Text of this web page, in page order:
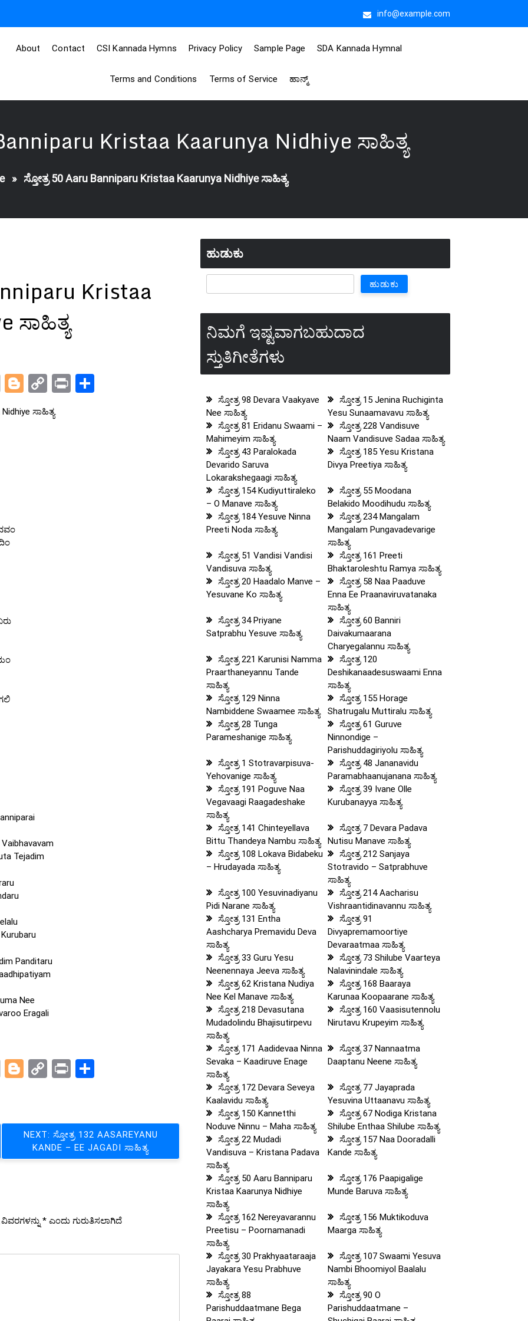
info@example.com
About Contact CSI Kannada Hymns Privacy Policy Sample Page SDA Kannada Hymnal
Terms and Conditions Terms of Service ಹಾನ್ಮ್
Kristaa Kaarunya Nidhiye ಸಾಹಿತ್ಯ
» ಸ್ತೋತ್ರ 50 Aaru Banniparu Kristaa Kaarunya Nidhiye ಸಾಹಿತ್ಯ
Kristaa
ಸಾಹಿತ್ಯ
X Blogger
Copy
Link
Print
ಸಾಹಿತ್ಯ
Tejadim
Panditaru
Nee
Eragali
X Blogger
CopyPrint
NEXT: ಸ್ತೋತ್ರ 132 AASAREYANU
KANDE – EE JAGADI ಸಾಹಿತ್ಯ
ವಿವರಗಳನ್ನು* ಎಂದು ಗುರುತಿಸಲಾಗಿದೆ
ಹುಡುಕು
ಹುಡುಕು
ನಿಮಗೆ ಇಷ್ಟವಾಗಬಹುದಾದ
ಸ್ತುತಿಗೀತೆಗಳು
ಸ್ತೋತ್ರ 98 Devara Vaakyave
Nee ಸಾಹಿತ್ಯ
ಸ್ತೋತ್ರ 15 Jenina Ruchiginta
Yesu Sunaamavavu ಸಾಹಿತ್ಯ
ಸ್ತೋತ್ರ 81 Eridanu Swaami –
Mahimeyim ಸಾಹಿತ್ಯ
ಸ್ತೋತ್ರ 228 Vandisuve
Naam Vandisuve Sadaa ಸಾಹಿತ್ಯ
ಸ್ತೋತ್ರ 43 Paralokada
Devarido Saruva
Lokarakshegaagi ಸಾಹಿತ್ಯ
ಸ್ತೋತ್ರ 185 Yesu Kristana
Divya Preetiya ಸಾಹಿತ್ಯ
ಸ್ತೋತ್ರ 154 Kudiyuttiraleko
– O Manave ಸಾಹಿತ್ಯ
ಸ್ತೋತ್ರ 55 Moodana
Belakido Moodihudu ಸಾಹಿತ್ಯ
ಸ್ತೋತ್ರ 184 Yesuve Ninna
Preeti Noda ಸಾಹಿತ್ಯ
ಸ್ತೋತ್ರ 234 Mangalam
Mangalam Pungavadevarige
ಸಾಹಿತ್ಯ
ಸ್ತೋತ್ರ 51 Vandisi Vandisi
Vandisuva ಸಾಹಿತ್ಯ
ಸ್ತೋತ್ರ 161 Preeti
Bhaktaroleshtu Ramya ಸಾಹಿತ್ಯ
ಸ್ತೋತ್ರ 20 Haadalo Manve –
Yesuvane Ko ಸಾಹಿತ್ಯ
ಸ್ತೋತ್ರ 58 Naa Paaduve
Enna Ee Praanaviruvatanaka
ಸಾಹಿತ್ಯ
ಸ್ತೋತ್ರ 34 Priyane
Satprabhu Yesuve ಸಾಹಿತ್ಯ
ಸ್ತೋತ್ರ 60 Banniri
Daivakumaarana
Charyegalannu ಸಾಹಿತ್ಯ
ಸ್ತೋತ್ರ 221 Karunisi Namma
Praarthaneyannu Tande
ಸಾಹಿತ್ಯ
ಸ್ತೋತ್ರ 120
Deshikanaadesuswaami Enna
ಸಾಹಿತ್ಯ
ಸ್ತೋತ್ರ 129 Ninna
Nambiddene Swaamee ಸಾಹಿತ್ಯ
ಸ್ತೋತ್ರ 155 Horage
Shatrugalu Muttiralu ಸಾಹಿತ್ಯ
ಸ್ತೋತ್ರ 28 Tunga
Parameshanige ಸಾಹಿತ್ಯ
ಸ್ತೋತ್ರ 61 Guruve
Ninnondige –
Parishuddagiriyolu ಸಾಹಿತ್ಯ
ಸ್ತೋತ್ರ 1 Stotravarpisuva-
Yehovanige ಸಾಹಿತ್ಯ
ಸ್ತೋತ್ರ 48 Jananavidu
Paramabhaanujanana ಸಾಹಿತ್ಯ
ಸ್ತೋತ್ರ 191 Poguve Naa
Vegavaagi Raagadeshake
ಸಾಹಿತ್ಯ
ಸ್ತೋತ್ರ 39 Ivane Olle
Kurubanayya ಸಾಹಿತ್ಯ
ಸ್ತೋತ್ರ 141 Chinteyellava
Bittu Thandeya Nambu ಸಾಹಿತ್ಯ
ಸ್ತೋತ್ರ 7 Devara Padava
Nutisu Manave ಸಾಹಿತ್ಯ
ಸ್ತೋತ್ರ 108 Lokava Bidabeku
– Hrudayada ಸಾಹಿತ್ಯ
ಸ್ತೋತ್ರ 212 Sanjaya
Stotravido – Satprabhuve
ಸಾಹಿತ್ಯ
ಸ್ತೋತ್ರ 100 Yesuvinadiyanu
Pidi Narane ಸಾಹಿತ್ಯ
ಸ್ತೋತ್ರ 214 Aacharisu
Vishraantidinavannu ಸಾಹಿತ್ಯ
ಸ್ತೋತ್ರ 131 Entha
Aashcharya Premavidu Deva
ಸಾಹಿತ್ಯ
ಸ್ತೋತ್ರ 91
Divyapremamoortiye
Devaraatmaa ಸಾಹಿತ್ಯ
ಸ್ತೋತ್ರ 33 Guru Yesu
Neenennaya Jeeva ಸಾಹಿತ್ಯ
ಸ್ತೋತ್ರ 73 Shilube Vaarteya
Nalavinindale ಸಾಹಿತ್ಯ
ಸ್ತೋತ್ರ 62 Kristana Nudiya
Nee Kel Manave ಸಾಹಿತ್ಯ
ಸ್ತೋತ್ರ 168 Baaraya
Karunaa Koopaarane ಸಾಹಿತ್ಯ
ಸ್ತೋತ್ರ 218 Devasutana
Mudadolindu Bhajisutirpevu
ಸಾಹಿತ್ಯ
ಸ್ತೋತ್ರ 160 Vaasisutennolu
Nirutavu Krupeyim ಸಾಹಿತ್ಯ
ಸ್ತೋತ್ರ 171 Aadidevaa Ninna
Sevaka – Kaadiruve Enage
ಸಾಹಿತ್ಯ
ಸ್ತೋತ್ರ 37 Nannaatma
Daaptanu Neene ಸಾಹಿತ್ಯ
ಸ್ತೋತ್ರ 172 Devara Seveya
Kaalavidu ಸಾಹಿತ್ಯ
ಸ್ತೋತ್ರ 77 Jayaprada
Yesuvina Uttaanavu ಸಾಹಿತ್ಯ
ಸ್ತೋತ್ರ 150 Kannetthi
Noduve Ninnu – Maha ಸಾಹಿತ್ಯ
ಸ್ತೋತ್ರ 67 Nodiga Kristana
Shilube Enthaa Shilube ಸಾಹಿತ್ಯ
ಸ್ತೋತ್ರ 22 Mudadi
Vandisuva – Kristana Padava
ಸಾಹಿತ್ಯ
ಸ್ತೋತ್ರ 157 Naa Dooradalli
Kande ಸಾಹಿತ್ಯ
ಸ್ತೋತ್ರ 50 Aaru Banniparu
Kristaa Kaarunya Nidhiye
ಸಾಹಿತ್ಯ
ಸ್ತೋತ್ರ 176 Paapigalige
Munde Baruva ಸಾಹಿತ್ಯ
ಸ್ತೋತ್ರ 162 Nereyavarannu
Preetisu – Poornamanadi
ಸಾಹಿತ್ಯ
ಸ್ತೋತ್ರ 156 Muktikoduva
Maarga ಸಾಹಿತ್ಯ
ಸ್ತೋತ್ರ 30 Prakhyaataraaja
Jayakara Yesu Prabhuve
ಸಾಹಿತ್ಯ
ಸ್ತೋತ್ರ 107 Swaami Yesuva
Nambi Bhoomiyol Baalalu
ಸಾಹಿತ್ಯ
ಸ್ತೋತ್ರ 88
Parishuddaatmane Bega
ಸ್ತೋತ್ರ 90 O
Parishuddaatmane –